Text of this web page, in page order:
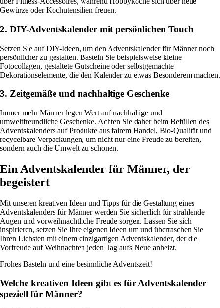
Gewürze oder Kochutensilien freuen.
2. DIY-Adventskalender mit persönlichen Touch
Setzen Sie auf DIY-Ideen, um den Adventskalender für Männer noch
persönlicher zu gestalten. Basteln Sie beispielsweise kleine
Fotocollagen, gestaltete Gutscheine oder selbstgemachte
Dekorationselemente, die den Kalender zu etwas Besonderem machen.
3. Zeitgemäße und nachhaltige Geschenke
Immer mehr Männer legen Wert auf nachhaltige und
umweltfreundliche Geschenke. Achten Sie daher beim Befüllen des
Adventskalenders auf Produkte aus fairem Handel, Bio-Qualität und
recycelbare Verpackungen, um nicht nur eine Freude zu bereiten,
sondern auch die Umwelt zu schonen.
Ein Adventskalender für Männer, der
begeistert
Mit unseren kreativen Ideen und Tipps für die Gestaltung eines
Adventskalenders für Männer werden Sie sicherlich für strahlende
Augen und vorweihnachtliche Freude sorgen. Lassen Sie sich
inspirieren, setzen Sie Ihre eigenen Ideen um und überraschen Sie
Ihren Liebsten mit einem einzigartigen Adventskalender, der die
Vorfreude auf Weihnachten jeden Tag aufs Neue anheizt.
Frohes Basteln und eine besinnliche Adventszeit!
Welche kreativen Ideen gibt es für Adventskalender
speziell für Männer?